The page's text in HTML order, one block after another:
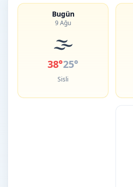
Bugün
9 Ağu
🌫️
38°25°
Sisli